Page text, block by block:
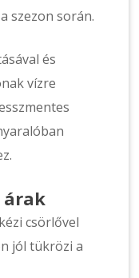
szezon során.
és
vízre
árak
csörlővel
jól tükrözi a